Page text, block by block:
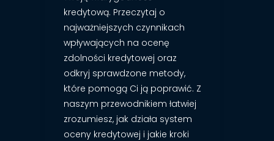
kredytową. Przeczytaj o
najważniejszych czynnikach
wpływających na ocenę
zdolności kredytowej oraz
odkryj sprawdzone metody,
które pomogą Ci ją poprawić. Z
naszym przewodnikiem łatwiej
zrozumiesz, jak działa system
oceny kredytowej i jakie kroki